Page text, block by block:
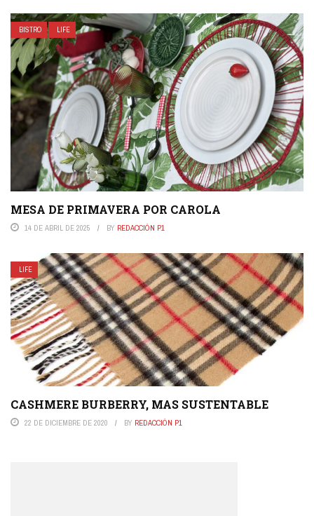
BISTRO LIFE
MESA DE PRIMAVERA POR CAROLA
14 DE ABRIL DE 2025 BY REDACCIÓN P1
LIFE
CASHMERE BURBERRY, MAS SUSTENTABLE
22 DE DICIEMBRE DE 2020 BY REDACCIÓN P1